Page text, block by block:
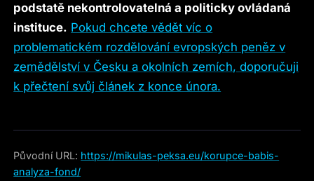
podstatě nekontrolovatelná a politicky ovládaná
instituce. Pokud chcete vědět víc o
problematickém rozdělování evropských peněz v
zemědělství v Česku a okolních zemích, doporučuji
k přečtení svůj článek z konce února.
Původní URL: https://mikulas-peksa.eu/korupce-babis-
analyza-fond/